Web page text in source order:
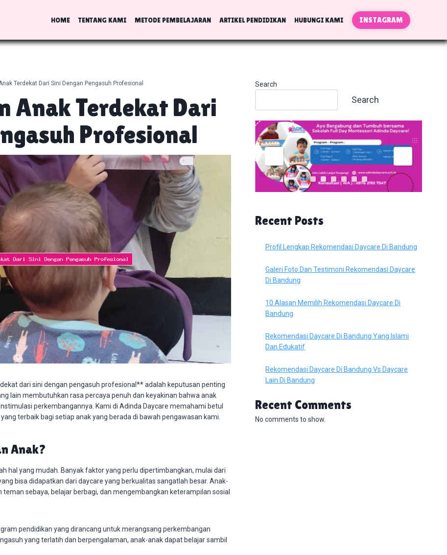
HOME TENTANG KAMI METODE PEMBELAJARAN ARTIKEL PENDIDIKAN HUBUNGI KAMI INSTAGRAM
Terdekat Dari Sini Dengan Pengasuh Profesional
Anak Terdekat Dari
Profesional
dari sini dengan pengasuh profesional** adalah keputusan penting
lain membutuhkan rasa percaya penuh dan keyakinan bahwa anak
perkembangannya. Kami di Adinda Daycare memahami betul
terbaik bagi setiap anak yang berada di bawah pengawasan kami.
Anak?
hal yang mudah. Banyak faktor yang perlu dipertimbangkan, mulai dari
bisa didapatkan dari daycare yang berkualitas sangatlah besar. Anak-
sebaya, belajar berbagi, dan mengembangkan keterampilan sosial
pendidikan yang dirancang untuk merangsang perkembangan
yang terlatih dan berpengalaman, anak-anak dapat belajar sambil
Search
Search
Recent Posts
Profil Lengkap Rekomendasi Daycare Di Bandung
Galeri Foto Dan Testimoni Rekomendasi Daycare
Di Bandung
10 Alasan Memilih Rekomendasi Daycare Di
Bandung
Rekomendasi Daycare Di Bandung Yang Islami
Dan Edukatif
Rekomendasi Daycare Di Bandung Vs Daycare
Lain Di Bandung
Recent Comments
No comments to show.